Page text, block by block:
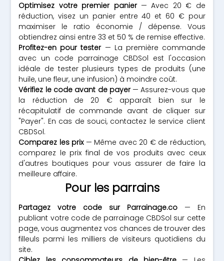
Optimisez votre premier panier— Avec 20 € de
réduction, visez un panier entre 40 et 60 € pour
maximiser le ratio économie / dépense. Vous
obtiendrez ainsi entre 33 et 50 % de remise effective.
Profitez-en pour tester— La première commande
avec un code parrainage CBDSol est l'occasion
idéale de tester plusieurs types de produits (une
huile, une fleur, une infusion) à moindre coût.
Vérifiez le code avant de payer— Assurez-vous que
la réduction de 20 € apparaît bien sur le
récapitulatif de commande avant de cliquer sur
"Payer". En cas de souci, contactez le service client
CBDSol.
Comparez les prix— Même avec 20 € de réduction,
comparez le prix final de vos produits avec ceux
d'autres boutiques pour vous assurer de faire la
meilleure affaire.
Pour les parrains
Partagez votre code sur Parrainage.co— En
publiant votre code de parrainage CBDSol sur cette
page, vous augmentez vos chances de trouver des
filleuls parmi les milliers de visiteurs quotidiens du
site.